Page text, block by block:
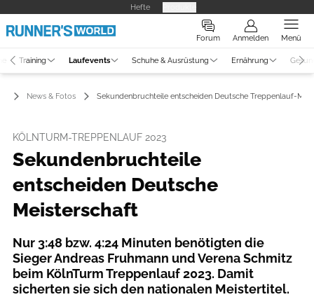
Hefte
Forum Anmelden Menü
Training Laufevents Schuhe & Ausrüstung Ernährung
News & Fotos Sekundenbruchteile entscheiden Deutsche Treppenlauf-
KÖLNTURM-TREPPENLAUF 2023
Sekundenbruchteile
entscheiden Deutsche
Meisterschaft
Nur 3:48 bzw. 4:24 Minuten benötigten die
Sieger Andreas Fruhmann und Verena Schmitz
beim KölnTurm Treppenlauf 2023. Damit
sicherten sie sich den nationalen Meistertitel.